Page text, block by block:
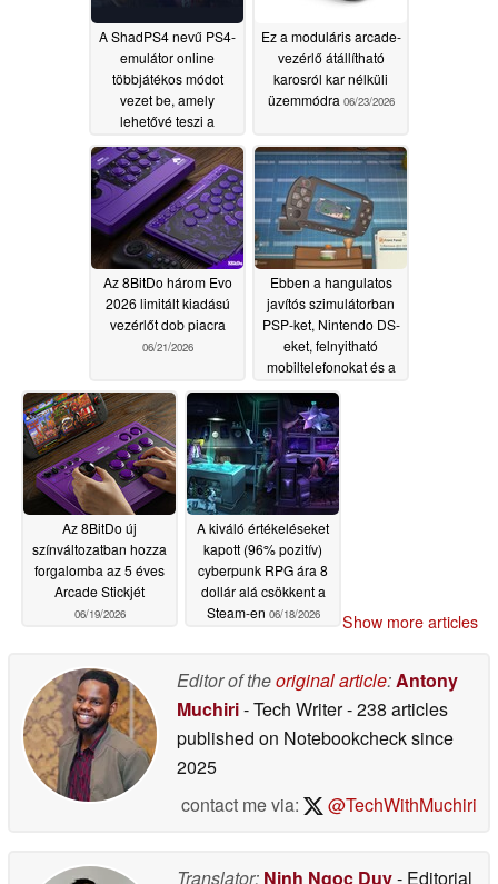
A ShadPS4 nevű PS4-
emulátor online
többjátékos módot
vezet be, amely
lehetővé teszi a
hogy megkerüljék a
PSN-t06/27/2026
Ez a moduláris arcade-
vezérlő átállítható
karosról kar nélküli
üzemmódra 06/23/2026
Az 8BitDo három Evo
2026 limitált kiadású
vezérlőt dob piacra
06/21/2026
Ebben a hangulatos
javítós szimulátorban
PSP-ket, Nintendo DS-
eket, felnyitható
mobiltelefonokat és a
Akihabarában jellemző
retro kütyüket javíthatsz
06/20/2026
Az 8BitDo új
színváltozatban hozza
forgalomba az 5 éves
Arcade Stickjét
06/19/2026
A kiváló értékeléseket
kapott (96% pozitív)
cyberpunk RPG ára 8
dollár alá csökkent a
Steam-en 06/18/2026 Show more articles
Editor of theoriginal article: Antony
Muchiri- Tech Writer- 238 articles
published on Notebookchecksince
2025
contact me via:
@TechWithMuchiri
Translator: Ninh Ngoc Duy- Editorial